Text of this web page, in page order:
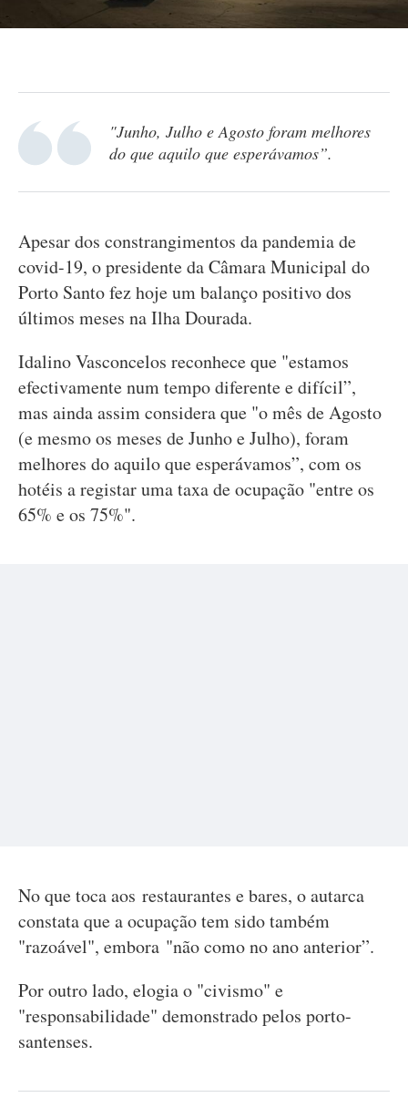
"Junho, Julho e Agosto foram melhores
do que aquilo que esperávamos”.
Apesar dos constrangimentos da pandemia de
covid-19, o presidente da Câmara Municipal do
Porto Santo fez hoje um balanço positivo dos
últimos meses na Ilha Dourada.
Idalino Vasconcelos reconhece que "estamos
efectivamente num tempo diferente e difícil”,
mas ainda assim considera que "o mês de Agosto
(e mesmo os meses de Junho e Julho), foram
melhores do aquilo que esperávamos”, com os
hotéis a registar uma taxa de ocupação "entre os
65% e os 75%".
No que toca aos restaurantes e bares, o autarca
constata que a ocupação tem sido também
"razoável", embora "não como no ano anterior”.
Por outro lado, elogia o "civismo" e
"responsabilidade" demonstrado pelos porto-
santenses.